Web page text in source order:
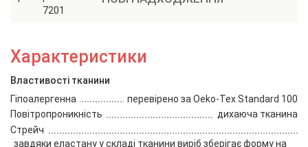
Характеристики
Властивості тканини
Гіпоалергенна
перевірено за Oeko-Tex Standard 100
Повітропроникність
дихаюча тканина
Стрейч
завдяки еластану у складі тканини виріб зберігає форму на